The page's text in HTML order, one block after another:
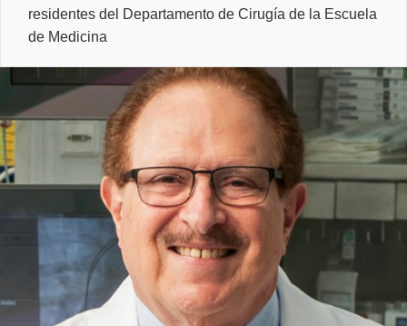
residentes del Departamento de Cirugía de la Escuela
de Medicina